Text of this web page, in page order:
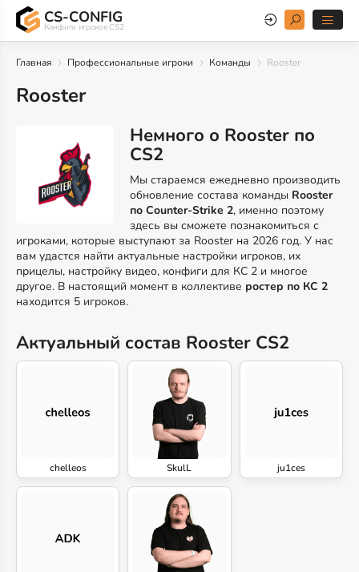
CS-CONFIG
Конфиги игроков CS2
Главная Профессиональные игроки Команды Rooster
Rooster
Немного о Rooster по
CS2
Мы стараемся ежедневно производить
обновление состава команды Rooster
по Counter-Strike 2, именно поэтому
здесь вы сможете познакомиться с
игроками, которые выступают за Rooster на 2026 год. У нас
вам удастся найти актуальные настройки игроков, их
прицелы, настройку видео, конфиги для КС 2 и многое
другое. В настоящий момент в коллективе ростер по КС 2
находится 5 игроков.
Актуальный состав Rooster CS2
chelleos SkulL ju1ces